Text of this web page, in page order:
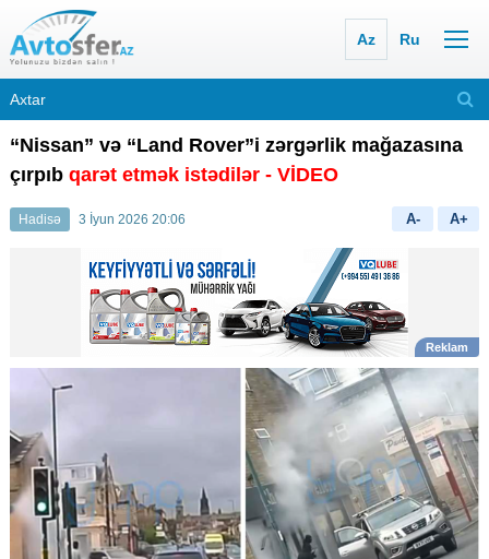
Az Ru
“Nissan” və “Land Rover”i zərgərlik mağazasına
çırpıb qarət etmək istədilər - VİDEO
Hadisə 3 İyun 2026 20:06 A- A+